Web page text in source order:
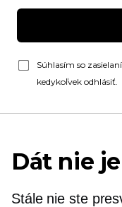
Súhlasím so
kedykoľvek odhlásiť.
Dát nie
Stále nie ste